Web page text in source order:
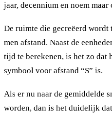
jaar, decennium en noem maar
De ruimte die gecreëerd wordt
men afstand. Naast de
tijd te berekenen, is het zo dat
symbool voor afstand “S” is.
Als er nu naar de gemiddelde
worden, dan is het duidelijk